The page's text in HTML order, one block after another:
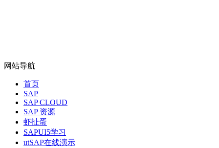
网站导航
首页
SAP
SAP CLOUD
SAP 资源
虾扯蛋
SAPUI5学习
utSAP在线演示